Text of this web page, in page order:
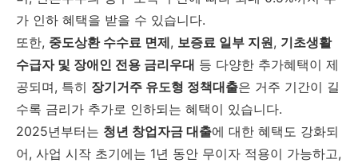
가 인하 혜택을 받을 수 있습니다.
또한, 중도상환 수수료 면제, 보증료 일부 지원, 기초생활
수급자 및 장애인 전용 금리우대 등 다양한 추가혜택이 제
공되며, 특히 장기거주 유도형 정책대출은 거주 기간이 길
수록 금리가 추가로 인하되는 혜택이 있습니다.
2025년부터는 청년 창업자금 대출에 대한 혜택도 강화되
어, 사업 시작 초기에는 1년 동안 무이자 적용이 가능하고,